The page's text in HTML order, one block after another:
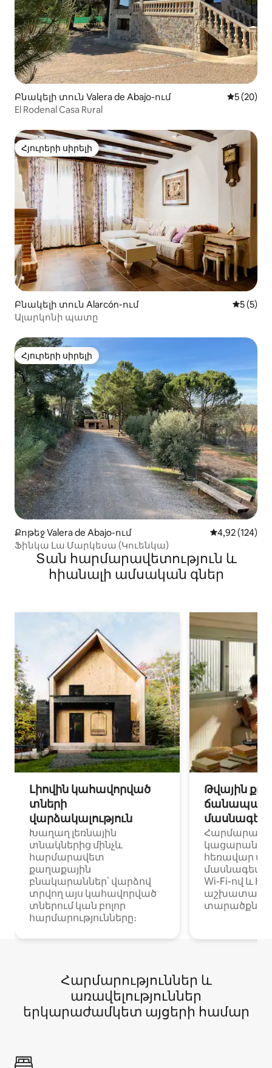
Բնակելի տուն Valera de Abajo-ում Միջին
5 (20)
El Rodenal Casa Rural
Հյուրերի սիրելի
Հյուրերի սիրելի
Բնակելի տուն Alarcón-ում Միջին
5 (5)
Ալարկոնի պատը
Հյուրերի սիրելի
Հյուրերի սիրելի
Քոթեջ Valera de Abajo-ում Միջին
4,92 (124)
Ֆինկա Լա Մարկեսա (Կուենկա)
Տան հարմարավետություն և
հիանալի ամսական գներ
Լիովին կահավորված
տների
վարձակալություն
Խաղաղ լեռնային
տնակներից մինչև
հարմարավետ
քաղաքային
բնակարաններ՝ վարձով
տրվող այս կահավորված
տներում կան բոլոր
հարմարությունները։
Թվային
հեռավար
Wi-Fi-ով և
Հարմարություններ և
առավելություններ
երկարաժամկետ այցերի համար